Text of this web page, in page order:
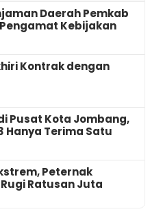
Daerah Pemkab
Kebijakan
Kontrak dengan
Pusat Kota Jombang,
Hanya Terima Satu
Peternak
Ratusan Juta